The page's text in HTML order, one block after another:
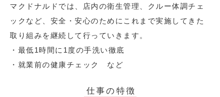
マクドナルドでは、店内の衛生管理、クルー体調チェ
ックなど、安全・安心のためにこれまで実施してきた
取り組みを継続して行っていきます。
・最低1時間に1度の手洗い徹底
・就業前の健康チェック など
仕事の特徴